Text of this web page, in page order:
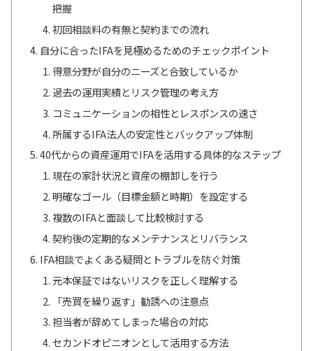
把握
初回相談料の有無と契約までの流れ
自分に合ったIFAを見極めるためのチェックポイント
得意分野が自分のニーズと合致しているか
過去の運用実績とリスク管理の考え方
コミュニケーションの相性とレスポンスの速さ
所属するIFA法人の安定性とバックアップ体制
40代からの資産運用でIFAを活用する具体的なステップ
現在の家計状況と資産の棚卸しを行う
明確なゴール（目標金額と時期）を設定する
複数のIFAと面談して比較検討する
契約後の定期的なメンテナンスとリバランス
IFA相談でよくある疑問とトラブルを防ぐ対策
元本保証ではないリスクを正しく理解する
「売買を繰り返す」勧誘への注意点
担当者が辞めてしまった場合の対応
セカンドオピニオンとして活用する方法